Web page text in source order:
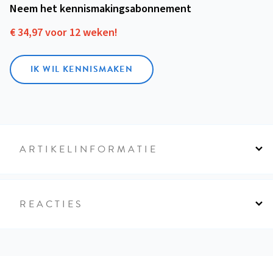
Neem het kennismakings­abonnement
€ 34,97 voor 12 weken!
IK WIL KENNISMAKEN
ARTIKELINFORMATIE
REACTIES